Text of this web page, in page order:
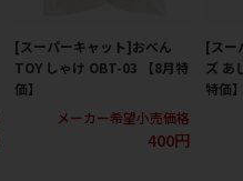
[スーパーキャット]おべん
TOY しゃけ OBT-03 【8月特
価】
メーカー希望小売価格
400円
[スー
ズ あ
特価】